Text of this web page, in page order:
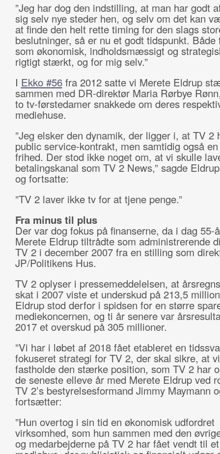
”Jeg har dog den indstilling, at man har godt
sig selv nye steder hen, og selv om det kan
at finde den helt rette timing for den slags
beslutninger, så er nu et godt tidspunkt. Både
som økonomisk, indholdsmæssigt og
rigtigt stærkt, og for mig selv.”
I Ekko #56fra 2012 satte vi Merete Eldrup
sammen med DR-direktør Maria Rørbye
to tv-førstedamer snakkede om deres
mediehuse.
”Jeg elsker den dynamik, der ligger i, at TV 2
public service-kontrakt, men samtidig også
frihed. Der stod ikke noget om, at vi skulle
betalingskanal som TV 2 News,” sagde
og fortsatte:
”TV 2 laver ikke tv for at tjene penge.”
Fra minus til plus
Der var dog fokus på finanserne, da i dag 55-
Merete Eldrup tiltrådte som administrerende
TV 2 i december 2007 fra en stilling som
JP/Politikens Hus.
TV 2 oplyser i pressemeddelelsen, at
skat i 2007 viste et underskud på 213,5
Eldrup stod derfor i spidsen for en større
mediekoncernen, og ti år senere var
2017 et overskud på 305 millioner.
”Vi har i løbet af 2018 fået etableret en
fokuseret strategi for TV 2, der skal sikre, at
fastholde den stærke position, som TV 2 har
de seneste elleve år med Merete Eldrup ved
TV 2’s bestyrelsesformand Jimmy Maymann
fortsætter:
”Hun overtog i sin tid en økonomisk udfordret
virksomhed, som hun sammen med den
og medarbejderne på TV 2 har fået vendt til